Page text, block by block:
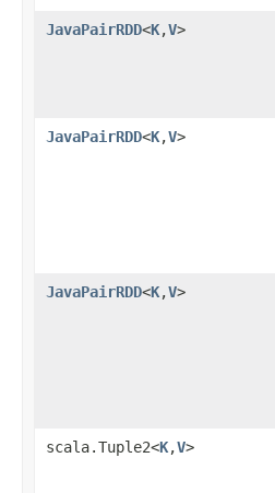
JavaPairRDD<K,V>
JavaPairRDD<K,V>
JavaPairRDD<K,V>
scala.Tuple2<K,V>